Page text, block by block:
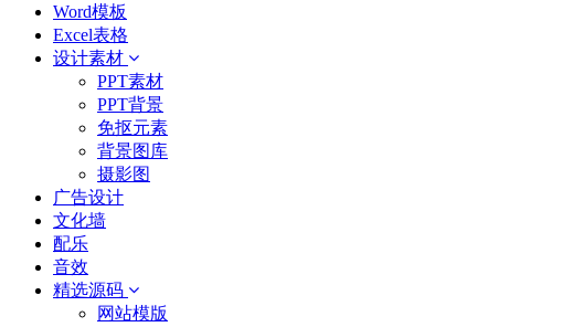
Word模板
Excel表格
设计素材
PPT素材
PPT背景
免抠元素
背景图库
摄影图
广告设计
文化墙
配乐
音效
精选源码
网站模版